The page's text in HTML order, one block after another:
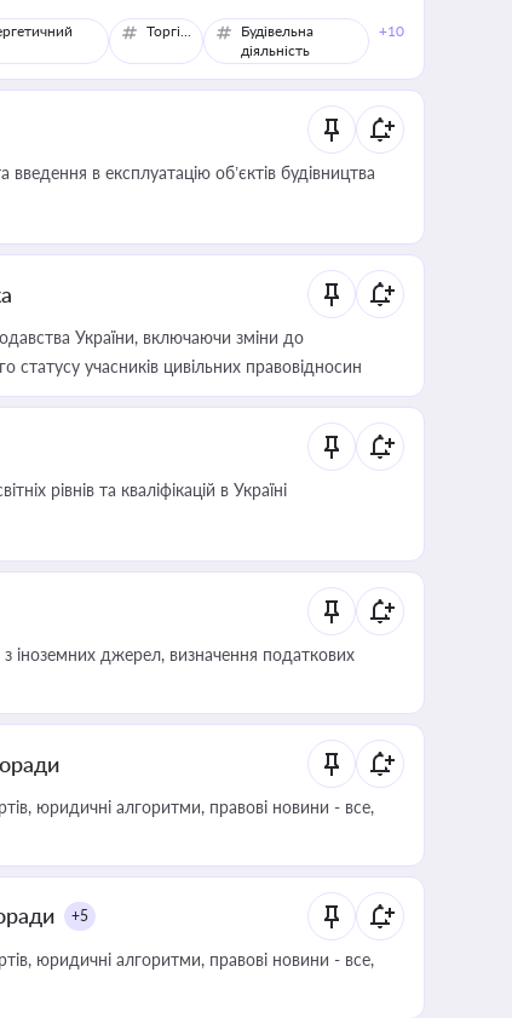
Торгівля
Будівельна
діяльність
+10
в експлуатацію об’єктів будівництва
України, включаючи зміни до
учасників цивільних правовідносин
рівнів та кваліфікацій в Україні
іноземних джерел, визначення податкових
юридичні алгоритми, правові новини - все,
+5
юридичні алгоритми, правові новини - все,